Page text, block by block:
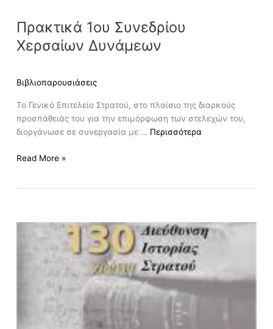
Πρακτικά 1ου Συνεδρίου
Χερσαίων Δυνάμεων
Βιβλιοπαρουσιάσεις
Το Γενικό Επιτελείο Στρατού, στο πλαίσιο της διαρκούς
προσπάθειάς του για την επιμόρφωση των στελεχών του,
διοργάνωσε σε συνεργασία με … Περισσότερα
Read More »
Στρατού